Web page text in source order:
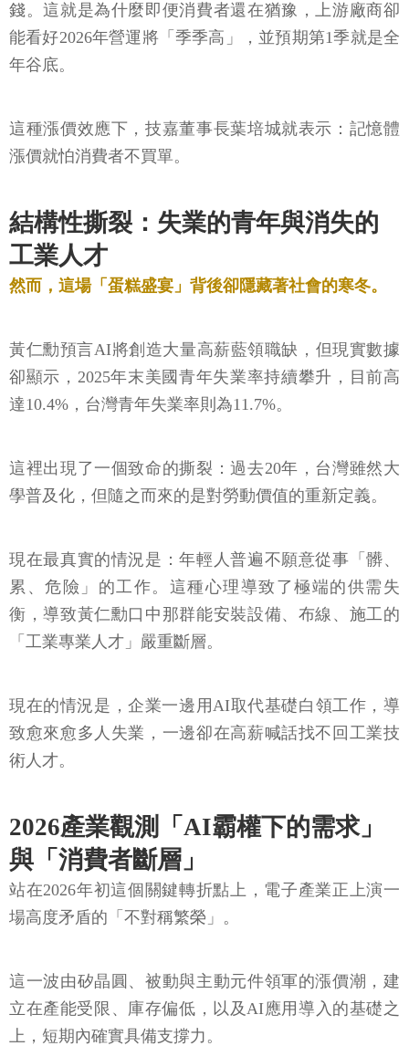
錢。這就是為什麼即便消費者還在猶豫，上游廠商卻
能看好2026年營運將「季季高」，並預期第1季就是全
年谷底。
這種漲價效應下，技嘉董事長葉培城就表示：記憶體
漲價就怕消費者不買單。
結構性撕裂：失業的青年與消失的
工業人才
然而，這場「蛋糕盛宴」背後卻隱藏著社會的寒冬。
黃仁勳預言AI將創造大量高薪藍領職缺，但現實數據
卻顯示，2025年末美國青年失業率持續攀升，目前高
達10.4%，台灣青年失業率則為11.7%。
這裡出現了一個致命的撕裂：過去20年，台灣雖然大
學普及化，但隨之而來的是對勞動價值的重新定義。
現在最真實的情況是：年輕人普遍不願意從事「髒、
累、危險」的工作。這種心理導致了極端的供需失
衡，導致黃仁勳口中那群能安裝設備、布線、施工的
「工業專業人才」嚴重斷層。
現在的情況是，企業一邊用AI取代基礎白領工作，導
致愈來愈多人失業，一邊卻在高薪喊話找不回工業技
術人才。
2026產業觀測「AI霸權下的需求」
與「消費者斷層」
站在2026年初這個關鍵轉折點上，電子產業正上演一
場高度矛盾的「不對稱繁榮」。
這一波由矽晶圓、被動與主動元件領軍的漲價潮，建
立在產能受限、庫存偏低，以及AI應用導入的基礎之
上，短期內確實具備支撐力。